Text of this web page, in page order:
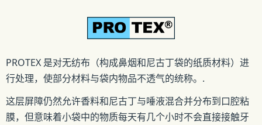
AR
PROTEX 是对无纺布（构成鼻烟和尼古丁袋的纸质材料）进
行处理，使部分材料与袋内物品不透气的统称。.
这层屏障仍然允许香料和尼古丁与唾液混合并分布到口腔粘
膜，但意味着小袋中的物质每天有几个小时不会直接接触牙